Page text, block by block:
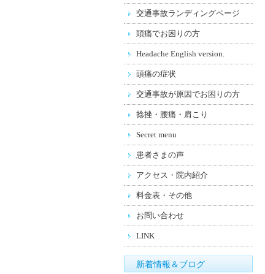
交通事故ランディングページ
頭痛でお困りの方
Headache English version.
頭痛の症状
交通事故が原因でお困りの方
捻挫・腰痛・肩こり
Secret menu
患者さまの声
アクセス・院内紹介
料金表・その他
お問い合わせ
LINK
新着情報＆ブログ